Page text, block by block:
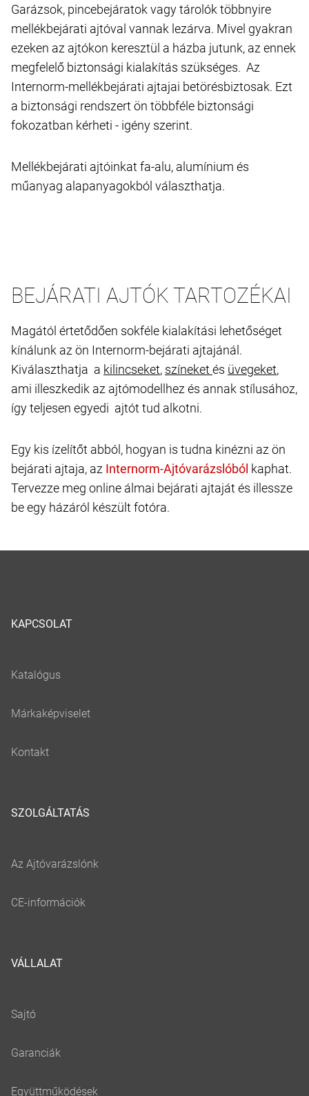
Garázsok, pincebejáratok vagy tárolók többnyire
mellékbejárati ajtóval vannak lezárva. Mivel gyakran
ezeken az ajtókon keresztül a házba jutunk, az ennek
megfelelő biztonsági kialakítás szükséges. Az
Internorm-mellékbejárati ajtajai betörésbiztosak. Ezt
a biztonsági rendszert ön többféle biztonsági
fokozatban kérheti - igény szerint.
Mellékbejárati ajtóinkat fa-alu, alumínium és
műanyag alapanyagokból választhatja.
BEJÁRATI AJTÓK TARTOZÉKAI
Magától értetődően sokféle kialakítási lehetőséget
kínálunk az ön Internorm-bejárati ajtajánál.
Kiválaszthatja a kilincseket, színeket és üvegeket,
ami illeszkedik az ajtómodellhez és annak stílusához,
így teljesen egyedi ajtót tud alkotni.
Egy kis ízelítőt abból, hogyan is tudna kinézni az ön
bejárati ajtaja, az
kaphat.
Tervezze meg online álmai bejárati ajtaját és illessze
be egy házáról készült fotóra.
KAPCSOLAT
SZOLGÁLTATÁS
VÁLLALAT